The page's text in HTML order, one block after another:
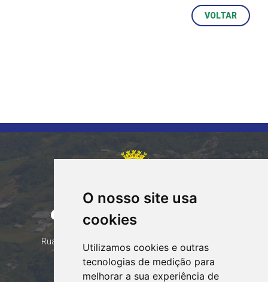
O nosso site usa
cookies
Utilizamos cookies e outras
tecnologias de medição para
melhorar a sua experiência de
VOLTAR
CORUMBATAÍ DO SUL
PARANÁ
Rua Tocantins 153 Corumbataí - CEP: 86.970-000
Telefone: (44) 99935-8828, (44) 99935-8839
contato@corumbataidosul.pr.gov.br